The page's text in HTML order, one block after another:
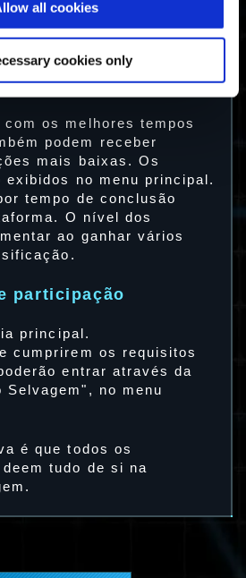
all cookies
cookies only
Concluiu a
Selvagem pelo
menos uma vez
Sobrevivente da
Provação
os melhores tempos
podem receber
mais baixas. Os
exibidos no menu principal.
tempo de conclusão
O nível dos
ao ganhar vários
participação
principal.
cumprirem os requisitos
entrar através da
Selvagem", no menu
é que todos os
tudo de si na